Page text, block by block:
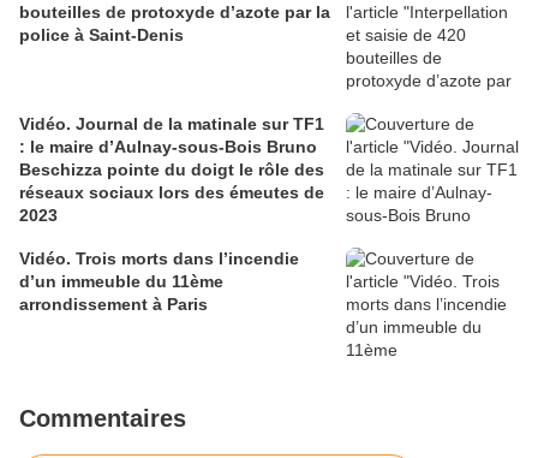
bouteilles de protoxyde d’azote par la
police à Saint-Denis
Vidéo. Journal de la matinale sur TF1
: le maire d’Aulnay-sous-Bois Bruno
Beschizza pointe du doigt le rôle des
réseaux sociaux lors des émeutes de
2023
Vidéo. Trois morts dans l’incendie
d’un immeuble du 11ème
arrondissement à Paris
Commentaires